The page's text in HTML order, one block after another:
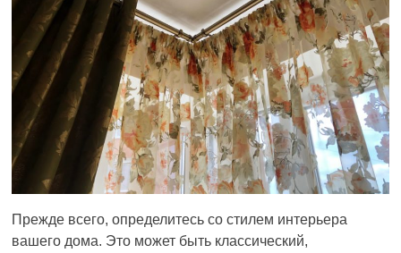
Прежде всего, определитесь со стилем интерьера
вашего дома. Это может быть классический,